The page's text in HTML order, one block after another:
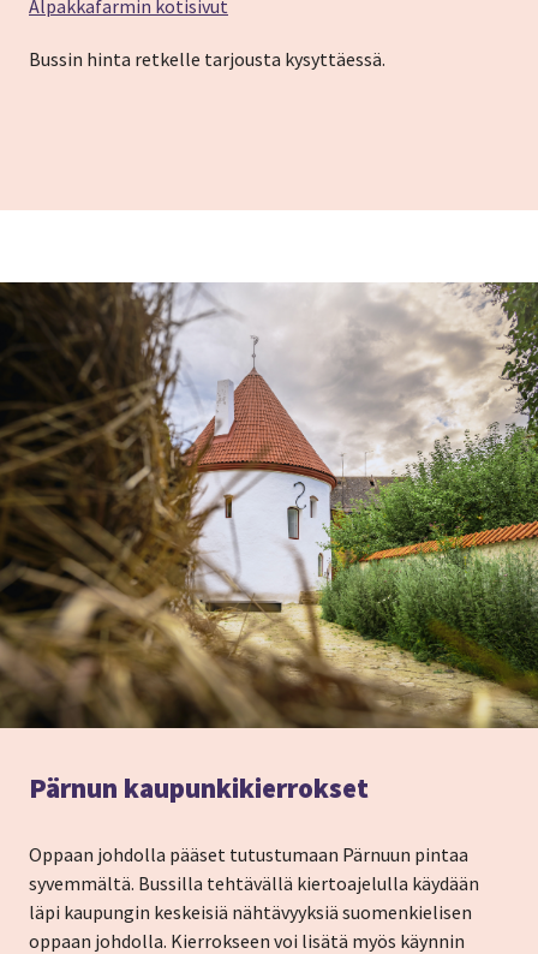
Alpakkafarmin kotisivut
Bussin hinta retkelle tarjousta kysyttäessä.
Pärnun kaupunkikierrokset
Oppaan johdolla pääset tutustumaan Pärnuun pintaa
syvemmältä. Bussilla tehtävällä kiertoajelulla käydään
läpi kaupungin keskeisiä nähtävyyksiä suomenkielisen
oppaan johdolla. Kierrokseen voi lisätä myös käynnin